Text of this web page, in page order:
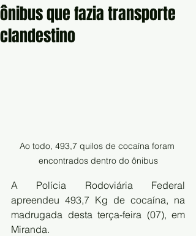
ônibus que fazia transporte
clandestino
Ao todo, 493,7 quilos de cocaína foram
encontrados dentro do ônibus
A Polícia Rodoviária Federal
apreendeu 493,7 Kg de cocaína, na
madrugada desta terça-feira (07), em
Miranda.